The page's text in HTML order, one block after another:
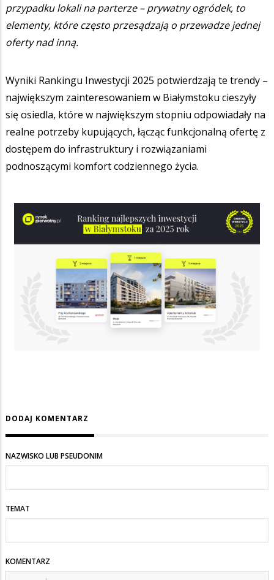
przypadku lokali na parterze – prywatny ogródek, to
elementy, które często przesądzają o przewadze jednej
oferty nad inną.
Wyniki Rankingu Inwestycji 2025 potwierdzają te trendy –
największym zainteresowaniem w Białymstoku cieszyły
się osiedla, które w największym stopniu odpowiadały na
realne potrzeby kupujących, łącząc funkcjonalną ofertę z
dostępem do infrastruktury i rozwiązaniami
podnoszącymi komfort codziennego życia.
DODAJ KOMENTARZ
NAZWISKO LUB PSEUDONIM
TEMAT
KOMENTARZ